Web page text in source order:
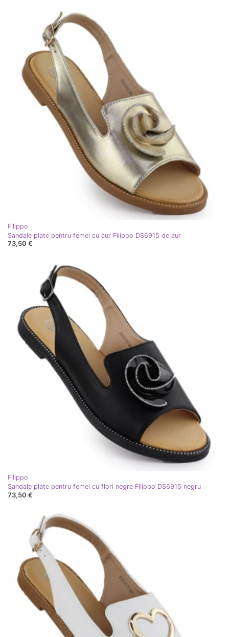
Filippo
Sandale plate pentru femei cu aur Filippo DS6915 de aur
73,50 €
Filippo
Sandale plate pentru femei cu flori negre Filippo DS6915 negru
73,50 €